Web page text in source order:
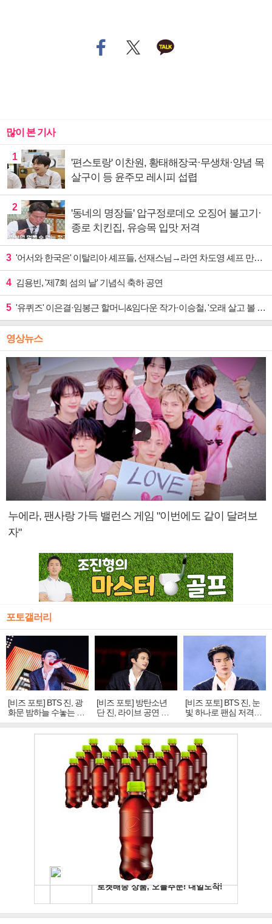
많이 본 기사
1
'편스토랑' 이찬원, 황태해장국·무생채·양념 목
살구이 등 윤주모 레시피 섭렵
2
'동네의 명장들' 압구정로데오 오징어 불고기·
종로 치킨집, 유승목 입맛 저격
3 '어서와 한국은' 이탈리아 셰프들, 선재스님→라연 차도영 셰프 만난다
4 김용빈, '제7회 섬의 날' 기념식 축하 공연
5 '유퀴즈' 이은결·임봉근 할머니&임다운 작가·이승철, '오래 살고 볼 일' 특집 출격
영상뉴스
누에라, 팬사랑 가득 밸런스 게임 "이번에도 같이 달려보
자"
포토갤러리
[비즈 포토] BTS 진, 광
화문 밤하늘 수놓는 '비
주얼 킹'의 열창
[비즈 포토] 방탄소년
단 진, 라이브 공연 중
빛나는 독보적 아우라
[비즈 포토] BTS 진, 눈
빛 하나로 팬심 저격…
독보적 카리스마